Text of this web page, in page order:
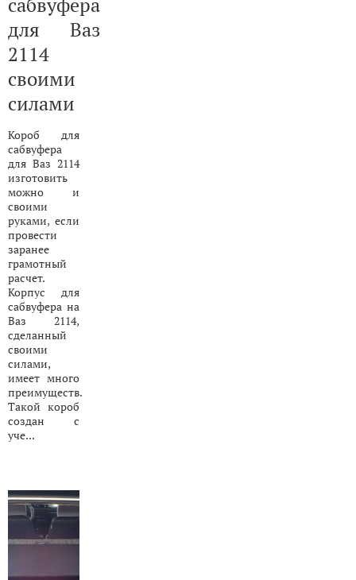
сабвуфера
для Ваз
2114
своими
силами
Короб для
сабвуфера
для Ваз 2114
изготовить
можно и
своими
руками, если
провести
заранее
грамотный
расчет.
Корпус для
сабвуфера на
Ваз 2114,
сделанный
своими
силами,
имеет много
преимуществ.
Такой короб
создан с
уче...